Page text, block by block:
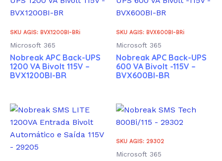
SKU AGIS: BVX1200BI-BRi
Microsoft 365
Nobreak APC Back-UPS
1200 VA Bivolt 115V –
BVX1200BI-BR
SKU AGIS: BVX600BI-BRi
Microsoft 365
Nobreak APC Back-UPS
600 VA Bivolt -115V –
BVX600BI-BR
SKU AGIS: 29302
Microsoft 365